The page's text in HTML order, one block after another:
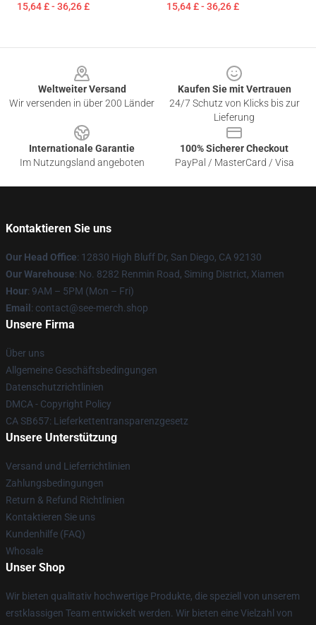
15,64 £ - 36,26 £ 15,64 £ - 36,26 £
Weltweiter Versand
Wir versenden in über 200 Länder
Kaufen Sie mit Vertrauen
24/7 Schutz von Klicks bis zur
Lieferung
Internationale Garantie
Im Nutzungsland angeboten
100% Sicherer Checkout
PayPal / MasterCard / Visa
Kontaktieren Sie uns
Our Head Office: 12830 High Bluff Dr, San Diego, CA 92130
Our Warehouse: No. 8282 Renmin Road, Siming District, Xiamen
Hour: 9AM – 5PM (Mon – Fri)
Email : contact@see-merch.shop
Unsere Firma
Über uns
Allgemeine Geschäftsbedingungen
Datenschutzrichtlinien
DMCA - Copyright Policy
CA SB657: Lieferkettentransparenzgesetz
Unsere Unterstützung
Versand und Lieferrichtlinien
Zahlungsbedingungen
Return & Refund Richtlinien
Kontaktieren Sie uns
Kundenhilfe (FAQ)
Whosale
Unser Shop
Wir bieten qualitativ hochwertige Produkte, die speziell von unserem
erstklassigen Team entwickelt werden. Wir bieten eine Vielzahl von